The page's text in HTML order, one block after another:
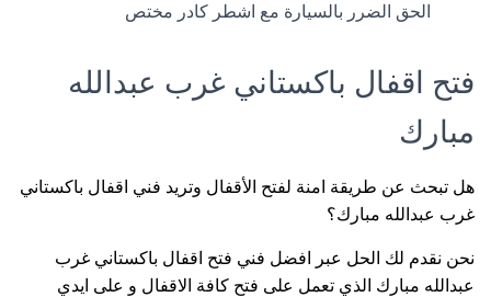
الحق الضرر بالسيارة مع اشطر كادر مختص
فتح اقفال باكستاني غرب عبدالله
مبارك
هل تبحث عن طريقة امنة لفتح الأقفال وتريد فني اقفال باكستاني
غرب عبدالله مبارك؟
نحن نقدم لك الحل عبر افضل فني فتح اقفال باكستاني غرب
عبدالله مبارك الذي تعمل على فتح كافة الاقفال و على ايدي